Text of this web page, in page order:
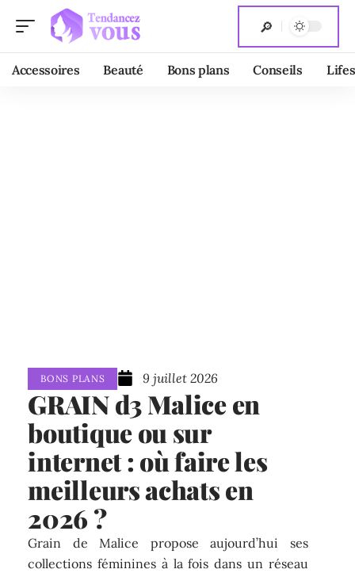
Accessoires Beauté Bons plans Conseils
BONS PLANS 9 juillet 2026
GRAIN d3 Malice en
boutique ou sur
internet : où faire les
meilleurs achats en
2026 ?
Grain de Malice propose aujourd’hui ses
collections féminines à la fois dans un réseau